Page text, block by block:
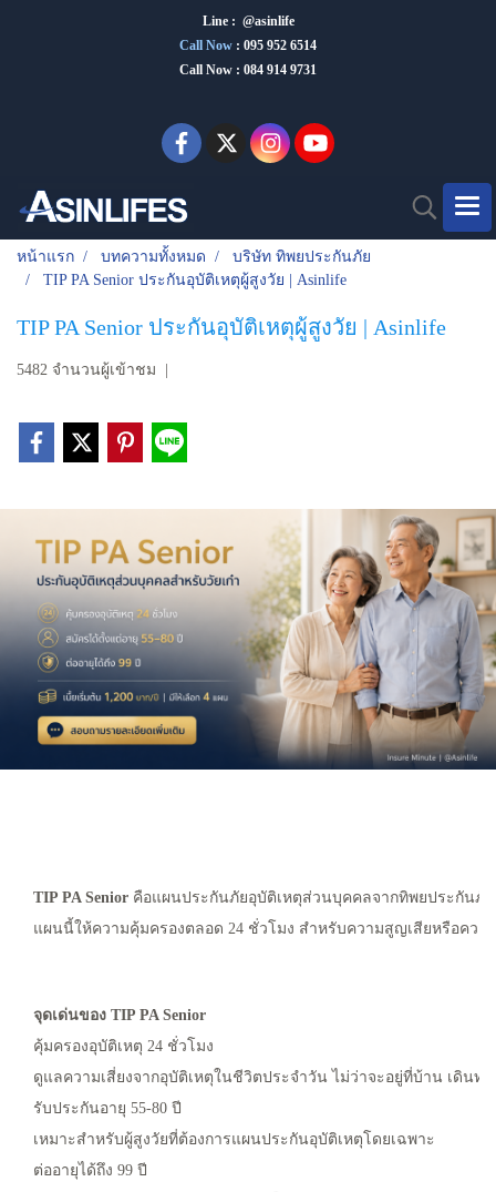
Line : @asinlife
Call Now : 095 952 6514
Call Now : 084 914 9731
หน้าแรก บทความทั้งหมด
บริษัท ทิพยประกันภัย
TIP PA Senior ประกันอุบัติเหตุผู้สูงวัย | Asinlife
TIP PA Senior ประกันอุบัติเหตุผู้สูงวัย | Asinlife
5482 จำนวนผู้เข้าชม
TIP PA Senior คือแผนประกันภัยอุบัติเหตุส่วนบุคคลจากทิพยประกันภั
แผนนี้ให้ความคุ้มครองตลอด 24 ชั่วโมง สำหรับความสูญเสียหรือควา
จุดเด่นของ TIP PA Senior
คุ้มครองอุบัติเหตุ 24 ชั่วโมง
ดูแลความเสี่ยงจากอุบัติเหตุในชีวิตประจำวัน ไม่ว่าจะอยู่ที่บ้าน เดินท
รับประกันอายุ 55-80 ปี
เหมาะสำหรับผู้สูงวัยที่ต้องการแผนประกันอุบัติเหตุโดยเฉพาะ
ต่ออายุได้ถึง 99 ปี